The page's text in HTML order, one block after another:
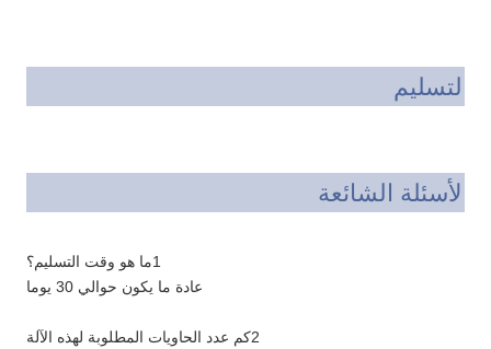
التسليم
الأسئلة الشائعة
1ما هو وقت التسليم؟
عادة ما يكون حوالي 30 يوما
2كم عدد الحاويات المطلوبة لهذه الآلة